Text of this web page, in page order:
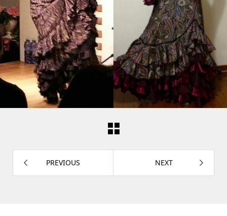
PREVIOUS NEXT